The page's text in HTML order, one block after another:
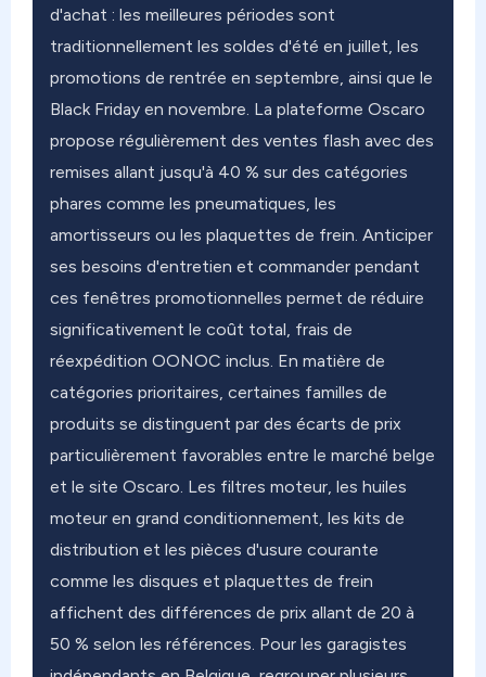
d'achat : les meilleures périodes sont
traditionnellement les soldes d'été en juillet, les
promotions de rentrée en septembre, ainsi que le
Black Friday en novembre. La plateforme Oscaro
propose régulièrement des ventes flash avec des
remises allant jusqu'à 40 % sur des catégories
phares comme les pneumatiques, les
amortisseurs ou les plaquettes de frein. Anticiper
ses besoins d'entretien et commander pendant
ces fenêtres promotionnelles permet de réduire
significativement le coût total, frais de
réexpédition OONOC inclus. En matière de
catégories prioritaires, certaines familles de
produits se distinguent par des écarts de prix
particulièrement favorables entre le marché belge
et le site Oscaro. Les filtres moteur, les huiles
moteur en grand conditionnement, les kits de
distribution et les pièces d'usure courante
comme les disques et plaquettes de frein
affichent des différences de prix allant de 20 à
50 % selon les références. Pour les garagistes